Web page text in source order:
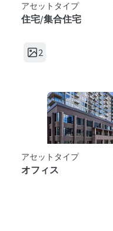
アセットタイプ
住宅/集合住宅
2
アセットタイプ
オフィス